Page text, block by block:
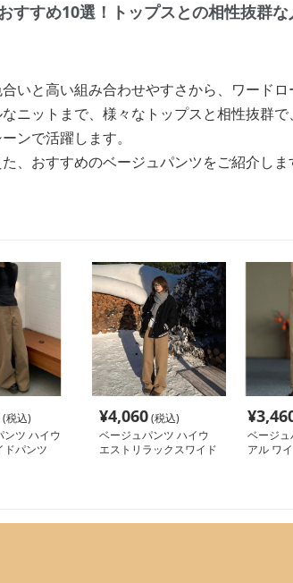
すすめ10選！トップスとの相性抜群
いと高い組み合わせやすさから、ワードロ
ニットまで、様々なトップスと相性抜群
ンで活躍します。
、おすすめのベージュパンツをご紹介しま
(税込)
ンツ ハイウ
ドパンツ
¥4,060(税込)
ベージュパンツ ハイウ
エストリラックスワイド
¥
ベージ
アル ワ